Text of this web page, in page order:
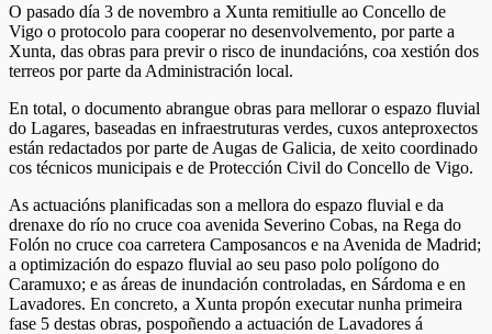
O pasado día 3 de novembro a Xunta remitiulle ao Concello de
Vigo o protocolo para cooperar no desenvolvemento, por parte a
Xunta, das obras para previr o risco de inundacións, coa xestión dos
terreos por parte da Administración local.
En total, o documento abrangue obras para mellorar o espazo fluvial
do Lagares, baseadas en infraestruturas verdes, cuxos anteproxectos
están redactados por parte de Augas de Galicia, de xeito coordinado
cos técnicos municipais e de Protección Civil do Concello de Vigo.
As actuacións planificadas son a mellora do espazo fluvial e da
drenaxe do río no cruce coa avenida Severino Cobas, na Rega do
Folón no cruce coa carretera Camposancos e na Avenida de Madrid;
a optimización do espazo fluvial ao seu paso polo polígono do
Caramuxo; e as áreas de inundación controladas, en Sárdoma e en
Lavadores. En concreto, a Xunta propón executar nunha primeira
fase 5 destas obras, pospoñendo a actuación de Lavadores á